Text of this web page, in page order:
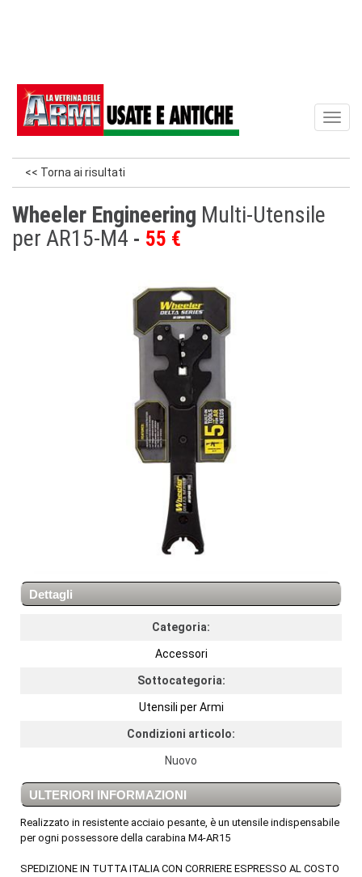
<< Torna ai risultati
Wheeler Engineering Multi-Utensile
per AR15-M4
55 €
Dettagli
Categoria:
Accessori
Sottocategoria:
Utensili per Armi
Condizioni articolo:
Nuovo
ULTERIORI INFORMAZIONI
Realizzato in resistente acciaio pesante, è un utensile indispensabile
per ogni possessore della carabina M4-AR15
SPEDIZIONE IN TUTTA ITALIA CON CORRIERE ESPRESSO AL COSTO